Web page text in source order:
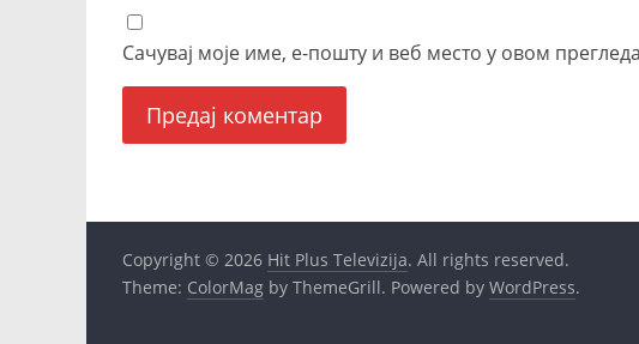
Сачувај моје име, е-пошту и веб место у овом
Copyright © 2026 Hit Plus Televizija. All rights reserved.
Theme: ColorMag by ThemeGrill. Powered by WordPress.